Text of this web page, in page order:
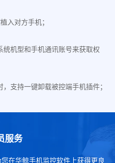
入对方手机；
机型和手机通讯账号来获取权
支持一键卸载被控端手机插件；
服务
在华鲸手机监控软件上获得更良